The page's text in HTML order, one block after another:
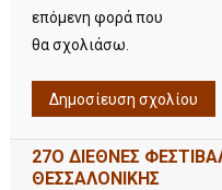
επόμενη φορά που
θα σχολιάσω.
27Ο ΔΙΕΘΝΕΣ
ΘΕΣΣΑΛΟΝΙΚΗΣ